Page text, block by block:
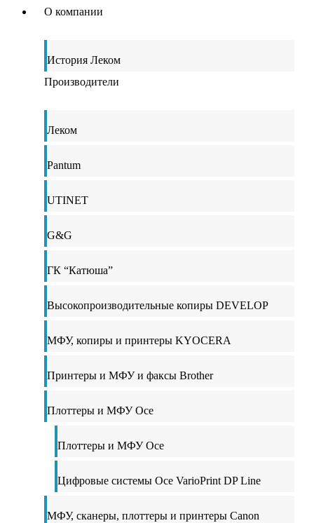
О компании
История Леком
Производители
Леком
Pantum
UTINET
G&G
ГК “Катюша”
Высокопроизводительные копиры DEVELOP
МФУ, копиры и принтеры KYOCERA
Принтеры и МФУ и факсы Brother
Плоттеры и МФУ Oce
Плоттеры и МФУ Oce
Цифровые системы Oce VarioPrint DP Line
МФУ, сканеры, плоттеры и принтеры Canon